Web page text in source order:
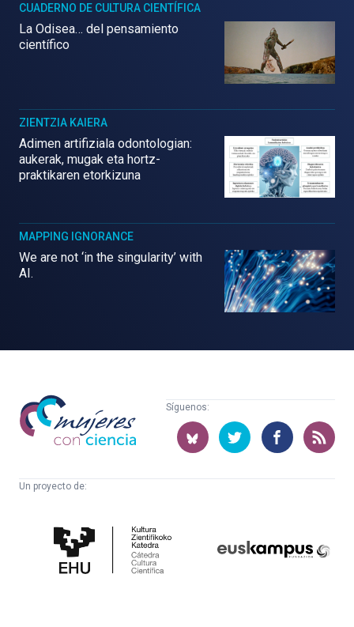
CUADERNO DE CULTURA CIENTÍFICA
La Odisea… del pensamiento
científico
ZIENTZIA KAIERA
Adimen artifiziala odontologian:
aukerak, mugak eta hortz-
praktikaren etorkizuna
MAPPING IGNORANCE
We are not ‘in the singularity’ with
AI.
Mujeres
con
ciencia
Síguenos:
Un proyecto de:
Cultura
Científica